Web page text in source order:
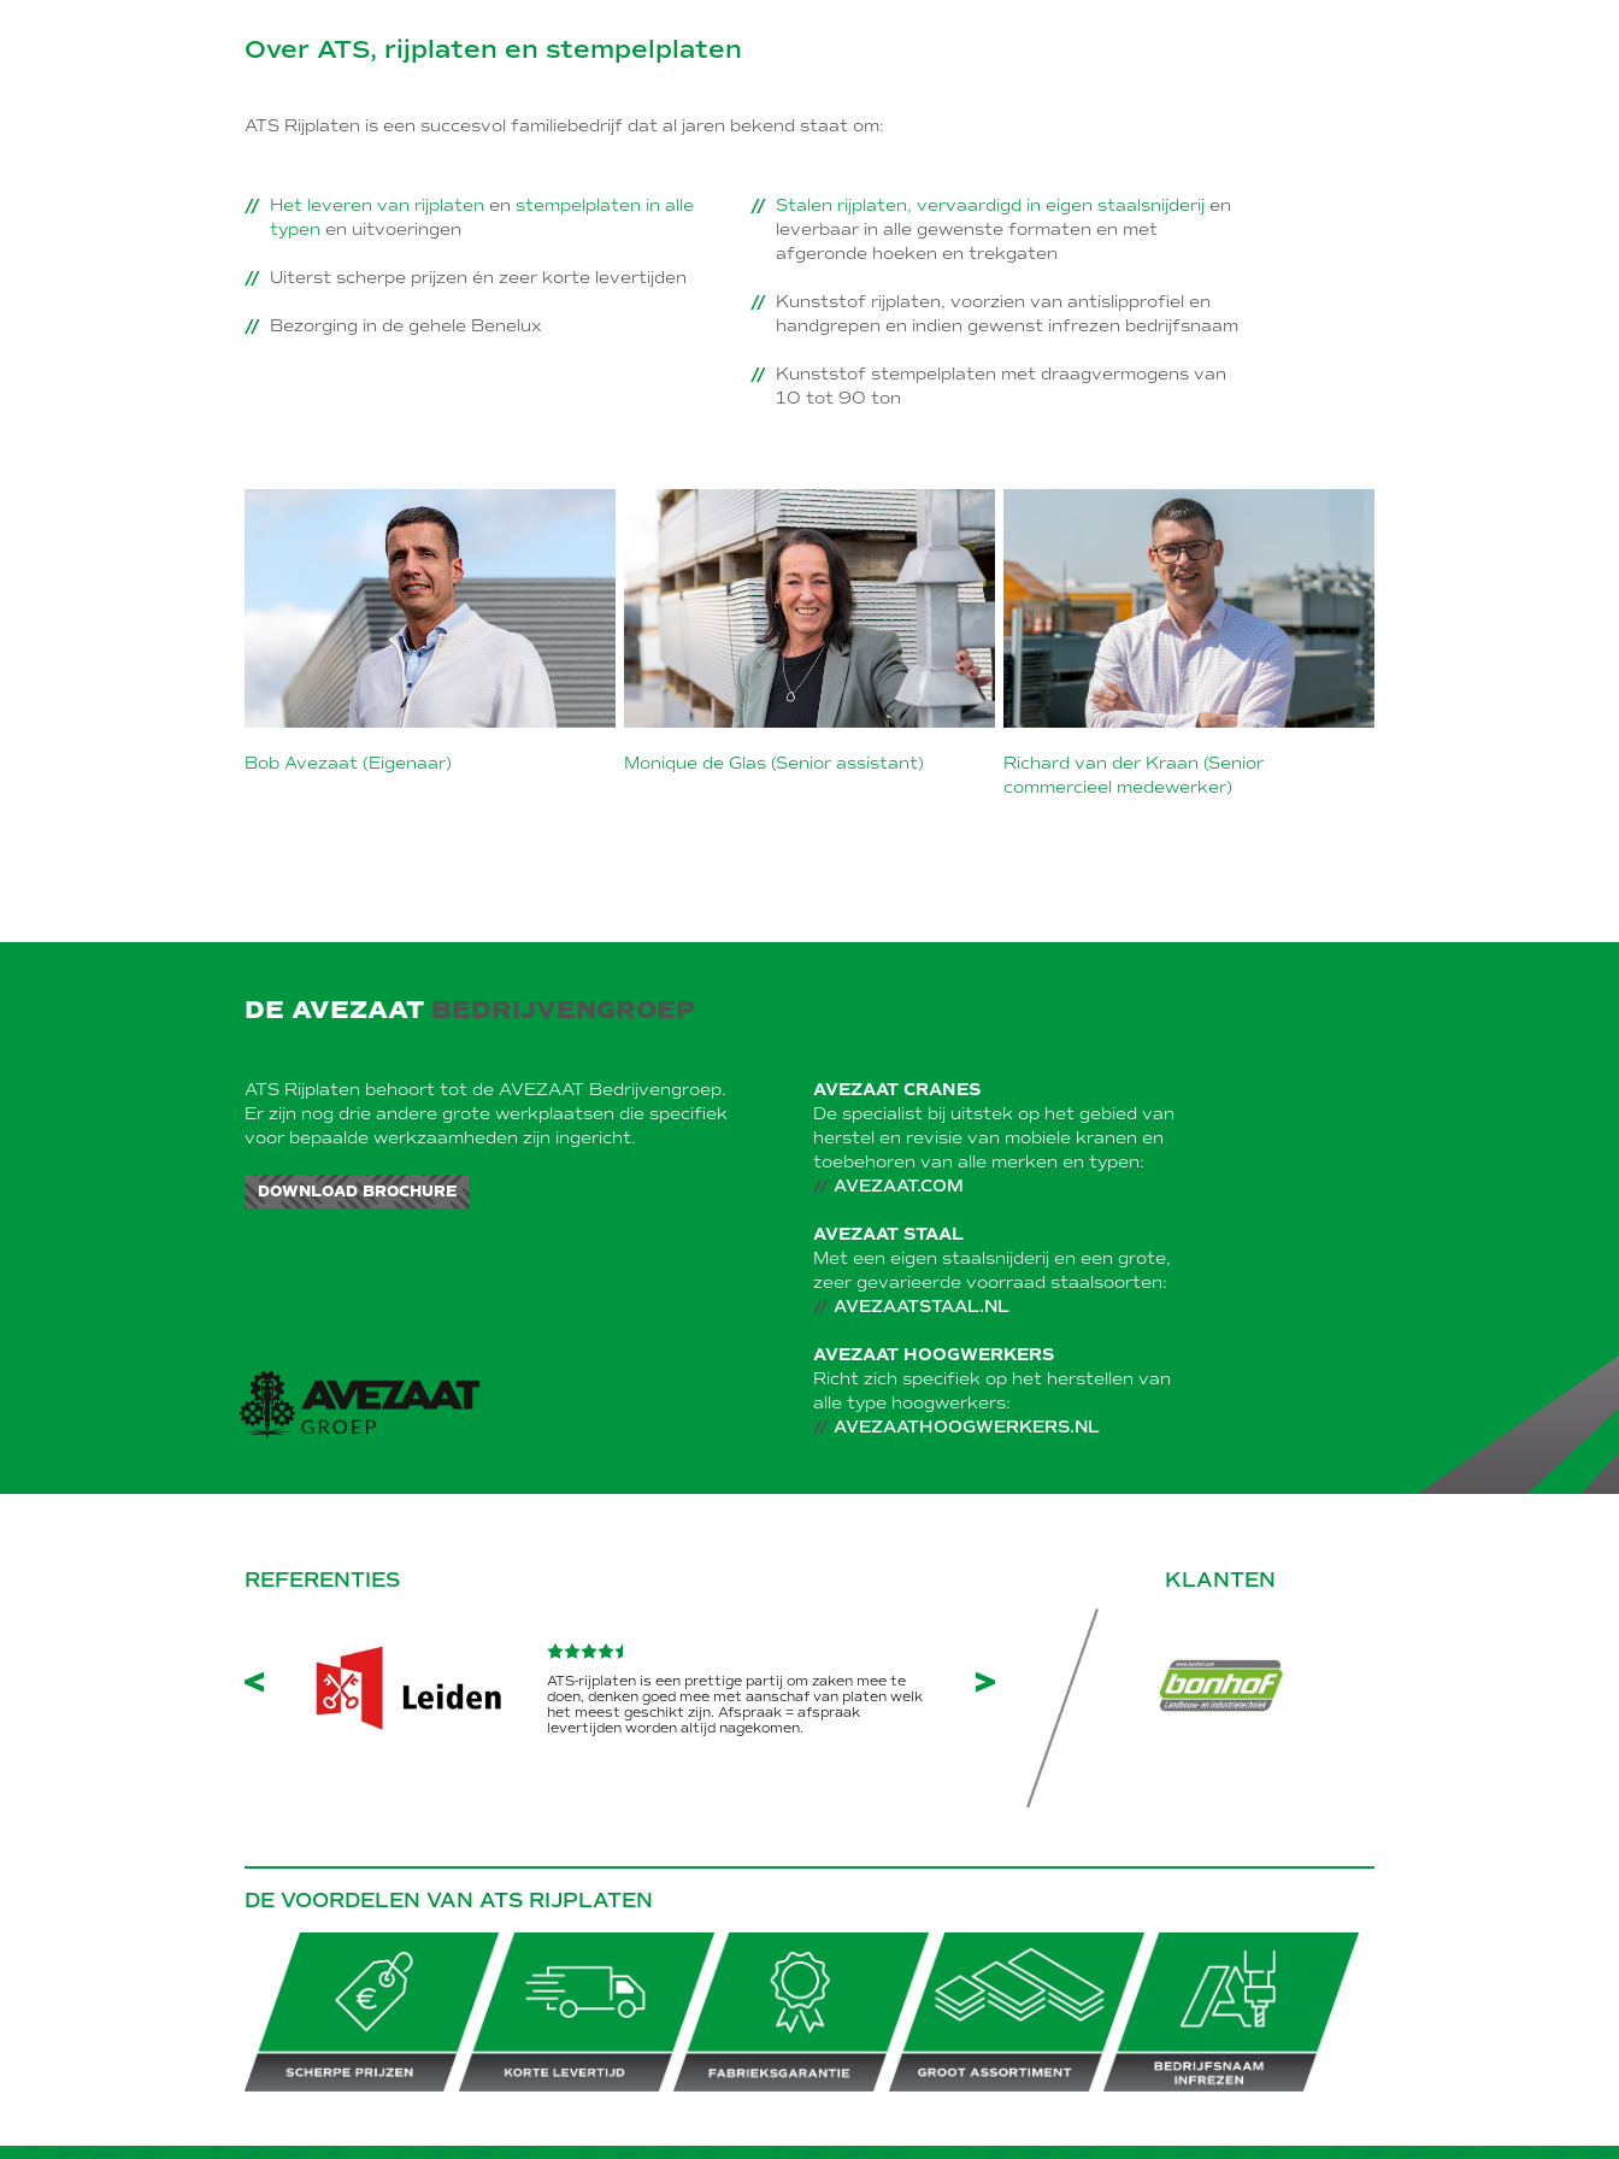
Over ATS, rijplaten en stempelplaten
ATS Rijplaten is een succesvol familiebedrijf dat al jaren bekend staat om:
Het leveren van rijplaten en stempelplaten in alle
typen en uitvoeringen
Uiterst scherpe prijzen én zeer korte levertijden
Bezorging in de gehele Benelux
Stalen rijplaten, vervaardigd in eigen staalsnijderijen
leverbaar in alle gewenste formaten en met
afgeronde hoeken en trekgaten
Kunststof rijplaten, voorzien van antislipprofiel en
handgrepen en indien gewenst infrezen bedrijfsnaam
Kunststof stempelplaten met draagvermogens van
10 tot 90 ton
Bob Avezaat (Eigenaar) Monique de Glas (Senior assistant)
Richard van der Kraan (Senior
commercieel medewerker)
DE AVEZAATBEDRIJVENGROEP
ATS Rijplaten behoort tot de AVEZAAT Bedrijvengroep.
Er zijn nog drie andere grote werkplaatsen die specifiek
voor bepaalde werkzaamheden zijn ingericht.
DOWNLOAD BROCHURE
AVEZAAT CRANES
De specialist bij uitstek op het gebied van
herstel en revisie van mobiele kranen en
toebehoren van alle merken en typen:
// AVEZAAT.COM
AVEZAAT STAAL
Met een eigen staalsnijderij en een grote,
zeer gevarieerde voorraad staalsoorten:
// AVEZAATSTAAL.NL
AVEZAAT HOOGWERKERS
Richt zich specifiek op het herstellen van
alle type hoogwerkers:
// AVEZAATHOOGWERKERS.NL
REFERENTIES
ATS-rijplaten is een prettige partij om zaken mee te
doen, denken goed mee met aanschaf van platen welk
het meest geschikt zijn. Afspraak = afspraak
levertijden worden altijd nagekomen.
Slide terug Slide vooruit
KLANTEN
DE VOORDELEN VAN ATS RIJPLATEN